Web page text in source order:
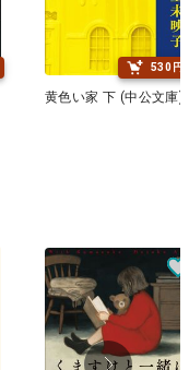
530円
黄色い家 下 (中公文庫)